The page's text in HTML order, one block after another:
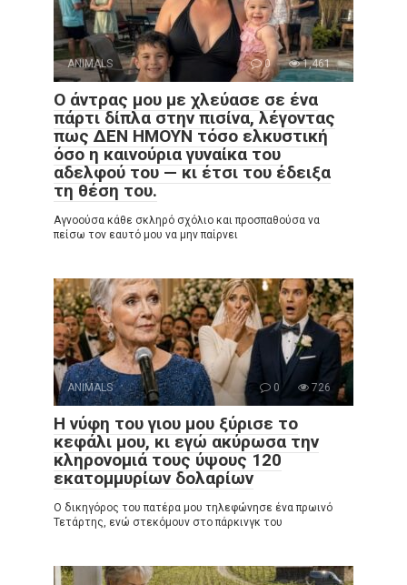
ANIMALS 0 1,461
Ο άντρας μου με χλεύασε σε ένα
πάρτι δίπλα στην πισίνα, λέγοντας
πως ΔΕΝ ΗΜΟΥΝ τόσο ελκυστική
όσο η καινούρια γυναίκα του
αδελφού του — κι έτσι του έδειξα
τη θέση του.
Αγνοούσα κάθε σκληρό σχόλιο και προσπαθούσα να
πείσω τον εαυτό μου να μην παίρνει
ANIMALS 0 726
Η νύφη του γιου μου ξύρισε το
κεφάλι μου, κι εγώ ακύρωσα την
κληρονομιά τους ύψους 120
εκατομμυρίων δολαρίων
Ο δικηγόρος του πατέρα μου τηλεφώνησε ένα πρωινό
Τετάρτης, ενώ στεκόμουν στο πάρκινγκ του